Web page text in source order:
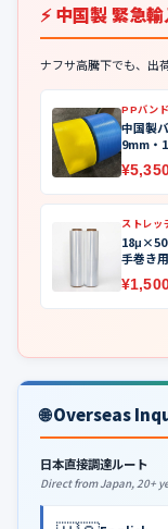
⚡ 中国製 緊急
ナフサ高騰下でも、出
PPバンド
中国製
9mm・
ストレッ
手巻き
🌐 Overseas
日本直接調達ルート
Direct from Japan, 20+